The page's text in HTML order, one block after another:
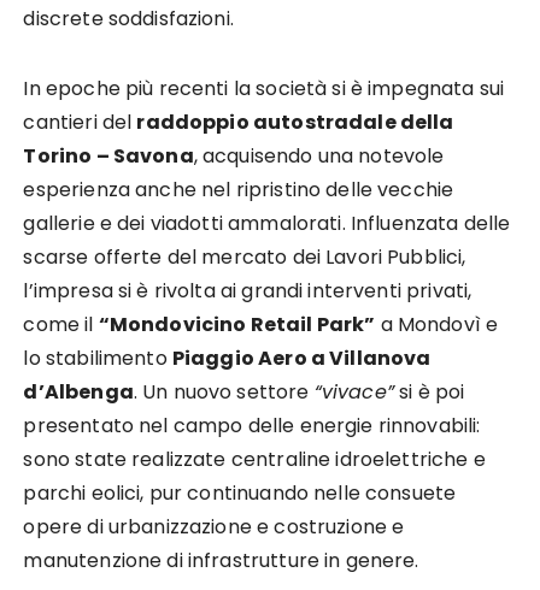
discrete soddisfazioni.
In epoche più recenti la società si è impegnata sui
cantieri del raddoppio autostradale della
Torino – Savona, acquisendo una notevole
esperienza anche nel ripristino delle vecchie
gallerie e dei viadotti ammalorati. Influenzata delle
scarse offerte del mercato dei Lavori Pubblici,
l’impresa si è rivolta ai grandi interventi privati,
come il “Mondovicino Retail Park” a Mondovì e
lo stabilimento Piaggio Aero a Villanova
d’Albenga. Un nuovo settore “vivace”si è poi
presentato nel campo delle energie rinnovabili:
sono state realizzate centraline idroelettriche e
parchi eolici, pur continuando nelle consuete
opere di urbanizzazione e costruzione e
manutenzione di infrastrutture in genere.